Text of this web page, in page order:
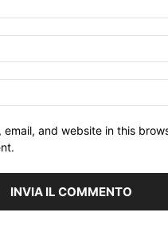
email, and website in this